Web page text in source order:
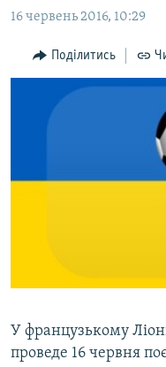
до
навігації
Перейти
ПОЛІТИКА
БЛОГИ
ІНТЕРВ'Ю
СПЕЦПРОЕКТИ
ІНФОГРАФІКА
ЯК ОБІЙТИ
Qırımtatar
ДОЛУЧАЙСЯ!
16 червень 2016, 10:29
Поділитись
У французькому
проведе 16 червня